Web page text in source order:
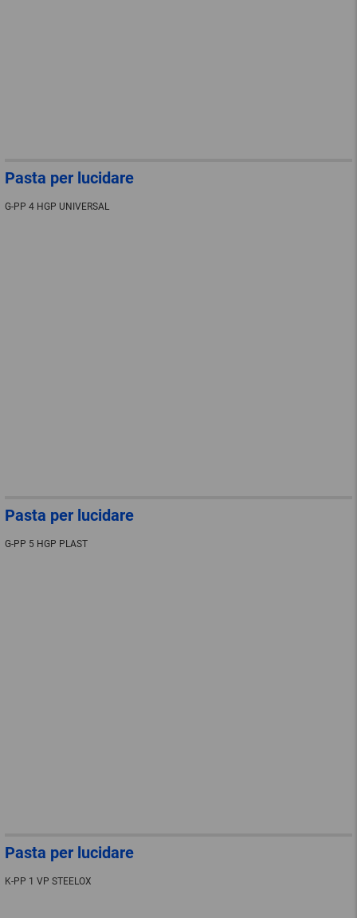
Pasta per lucidare
G-PP 4 HGP UNIVERSAL
Pasta per lucidare
G-PP 5 HGP PLAST
Pasta per lucidare
K-PP 1 VP STEELOX